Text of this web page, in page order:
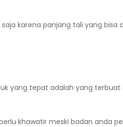
karena panjang tali yang bisa
yang tepat adalah yang terbuat
khawatir meski badan anda